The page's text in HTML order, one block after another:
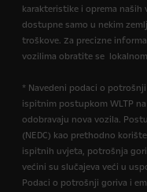
karakteristike i oprema
dostupne samo u nekim
troškove. Za precizne
vozilima obratite se
* Navedeni podaci o potrošnji
ispitnim postupkom WLTP
odobravaju nova vozila.
(NEDC) kao prethodno
ispitnih uvjeta, potrošnja
većini su slučajeva veći u
Podaci o potrošnji goriva i